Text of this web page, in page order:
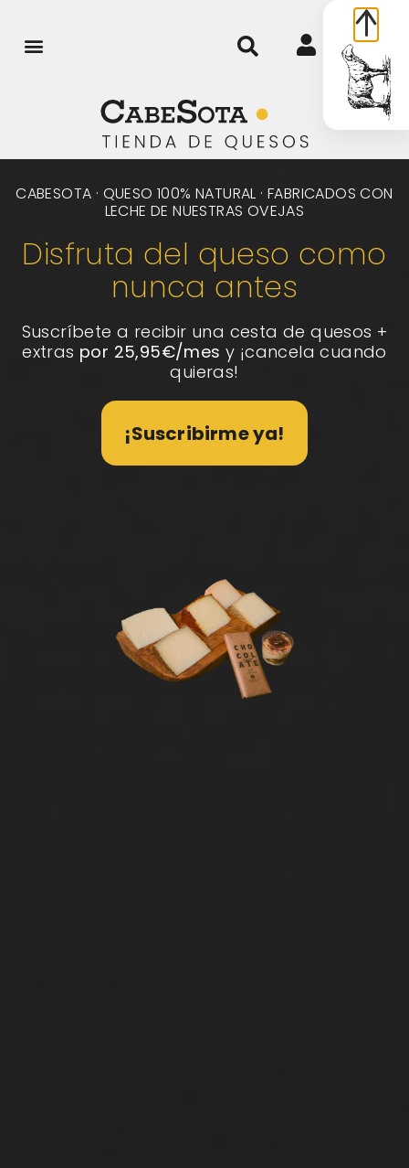
CABESOTA · QUESO 100% NATURAL · FABRICADOS CON
LECHE DE NUESTRAS OVEJAS
Disfruta del queso como
nunca antes
Suscríbete a recibir una cesta de quesos +
extras por 25,95€/mes y ¡cancela cuando
quieras!
¡Suscribirme ya!